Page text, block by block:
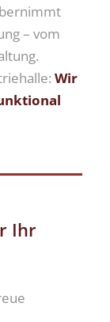
– vom
Wir
Ihr